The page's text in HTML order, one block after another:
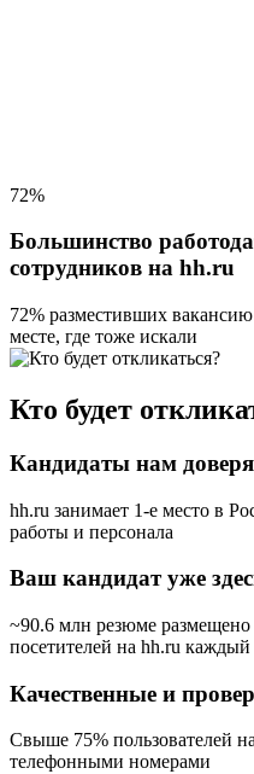
72%
Большинство
сотрудников на hh.ru
72% разместивших вакансию
месте, где тоже искали
Кто будет
Кандидаты нам
hh.ru занимает 1-е место в
работы и персонала
Ваш кандидат уже
~90.6 млн резюме
посетителей на hh.ru каждый
Качественные и
Свыше 75% пользователей
телефонными номерами